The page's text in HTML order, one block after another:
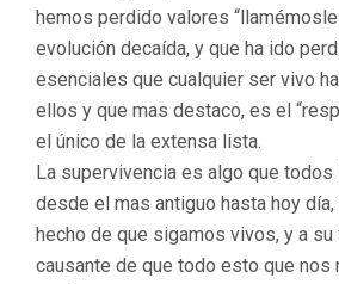
hemos perdido valores
evolución decaída, y que ha ido
esenciales que cualquier ser vivo
ellos y que mas destaco, es el
el único de la extensa lista.
La supervivencia es algo que
desde el mas antiguo hasta hoy día,
hecho de que sigamos vivos, y a su
causante de que todo esto que nos